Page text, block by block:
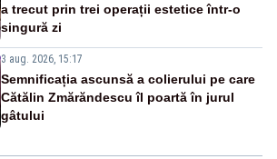
a trecut prin trei operații estetice într-o
singură zi
3 aug. 2026, 15:17
Semnificația ascunsă a colierului pe care
Cătălin Zmărăndescu îl poartă în jurul
gâtului